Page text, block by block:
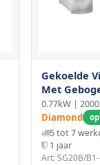
Gekoelde
Met
Sokkels
0.77kW |
Diamond
5 tot 7
1 jaar
Art: SG20B/